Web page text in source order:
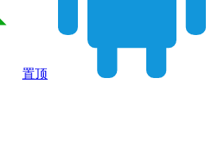
置顶